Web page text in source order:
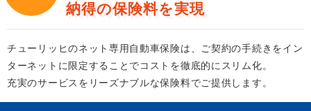
納得の保険料を実現
チューリッヒのネット専用自動車保険は、ご契約の手続きをイン
ターネットに限定することでコストを徹底的にスリム化。
充実のサービスをリーズナブルな保険料でご提供します。